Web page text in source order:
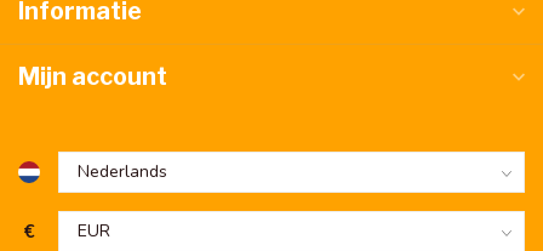
Informatie
Mijn account
€